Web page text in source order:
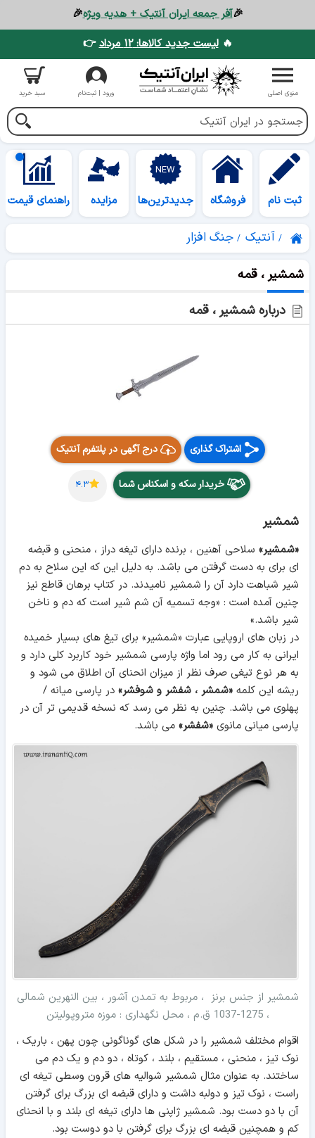
🎉آفر جمعه ایران آنتیک + هدیه ویژه🎉
🔥لیست جدید کالاها: ۱۲ مرداد 👉
منوی اصلی ورود | ثبت‌نام سبد خرید
ثبت نام فروشگاه جدیدترین‌ها مزایده راهنمای قیمت
آنتیک جنگ افزار
شمشیر ، قمه
درباره شمشیر ، قمه
اشتراک گذاری درج آگهی در پلتفرم آنتیک
خریدار سکه و اسکناس شما ۴.۳
شمشیر
«شمشیر» سلاحی آهنین ، برنده دارای تیغه دراز ، منحنی و قبضه
ای برای به دست گرفتن می باشد. به دلیل این که این سلاح به دم
شیر شباهت دارد آن را شمشیر نامیدند. در کتاب برهان قاطع نیز
چنین آمده است : «وجه تسمیه آن شم شیر است که دم و ناخن
شیر باشد.»
در زبان های اروپايی عبارت «شمشير» برای تيغ های بسيار خميده
ايرانی به کار می رود اما واژه پارسی شمشير خود کاربرد کلی دارد و
به هر نوع تيغی صرف نظر از ميزان انحنای آن اطلاق می شود و
ريشه این کلمه «شمشر ، شفشر و شوفشر» در پارسی ميانه /
پهلوی می باشد. چنین به نظر می رسد که نسخه قديمی تر آن در
پارسی ميانی مانوی «شفشر» می باشد.
شمشیر از جنس برنز ، مربوط به تمدن آشور ، بین النهرین شمالی
، 1275-1037 ق.م ، محل نگهداری : موزه متروپولیتن
اقوام مختلف شمشیر را در شکل های گوناگونی چون پهن ، باریک ،
نوک تیز ، منحنی ، مستقیم ، بلند ، کوتاه ، دو دم و یک دم می
ساختند. به عنوان مثال شمشیر شوالیه های قرون وسطی تیغه ای
راست ، نوک تیز و دولبه داشت و دارای قبضه ای بزرگ برای گرفتن
آن با دو دست بود. شمشیر ژاپنی ها دارای تیغه ای بلند و با انحنای
کم و همچنین قبضه ای بزرگ برای گرفتن با دو دوست بود.